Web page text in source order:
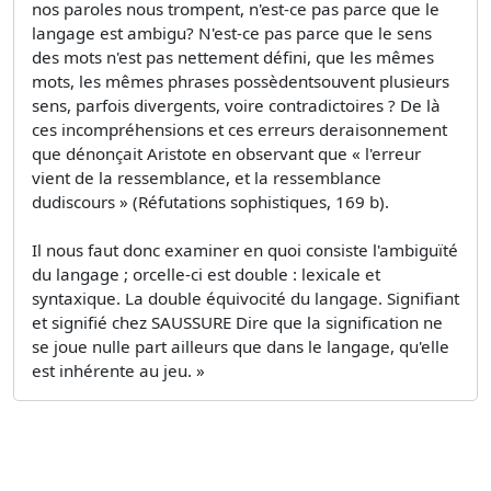
nos paroles nous trompent, n'est-ce pas parce que le
langage est ambigu? N'est-ce pas parce que le sens
des mots n'est pas nettement défini, que les mêmes
mots, les mêmes phrases possèdentsouvent plusieurs
sens, parfois divergents, voire contradictoires ? De là
ces incompréhensions et ces erreurs deraisonnement
que dénonçait Aristote en observant que « l'erreur
vient de la ressemblance, et la ressemblance
dudiscours » (Réfutations sophistiques, 169 b).
Il nous faut donc examiner en quoi consiste l'ambiguïté
du langage ; orcelle-ci est double : lexicale et
syntaxique. La double équivocité du langage. Signifiant
et signifié chez SAUSSURE Dire que la signification ne
se joue nulle part ailleurs que dans le langage, qu'elle
est inhérente au jeu. »